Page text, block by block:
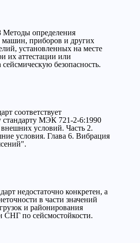
определения
машин, приборов и других
установленных на месте
их аттестации или
безопасность.
соответствует
МЭК 721-2-6:1990
условий. Часть 2.
условия. Глава 6. Вибрация
недостаточно конкретен, а
в части значений
и районирования
СНГ по сейсмостойкости.